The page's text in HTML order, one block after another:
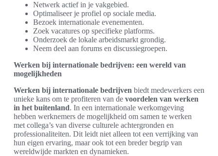
Netwerk actief in je vakgebied.
Optimaliseer je profiel op sociale media.
Bezoek internationale evenementen.
Zoek vacatures op specifieke platforms.
Onderzoek de lokale arbeidsmarkt grondig.
Neem deel aan forums en discussiegroepen.
Werken bij internationale bedrijven: een wereld van
mogelijkheden
Werken bij internationale bedrijven biedt medewerkers een
unieke kans om te profiteren van de voordelen van werken
in het buitenland. In een internationale werkomgeving
hebben werknemers de mogelijkheid om samen te werken
met collega’s van diverse culturele achtergronden en
professionaliteiten. Dit leidt niet alleen tot een verrijking van
hun eigen ervaring, maar ook tot een breder begrip van
wereldwijde markten en dynamieken.